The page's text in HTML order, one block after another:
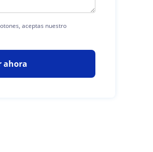
aceptas nuestro
ahora